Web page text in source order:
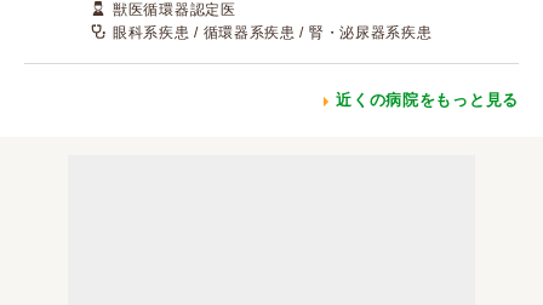
獣医循環器認定医
眼科系疾患 / 循環器系疾患 / 腎・泌尿器系疾患
近くの病院をもっと見る